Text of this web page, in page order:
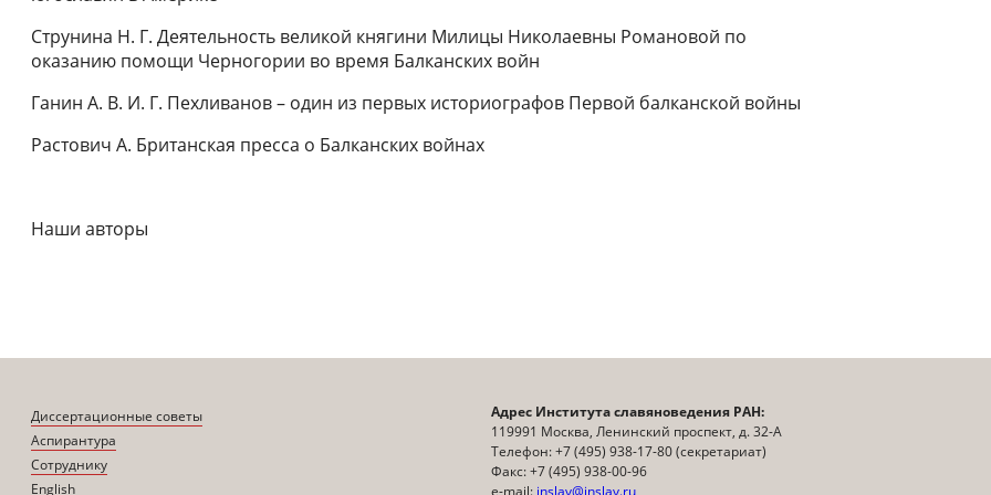
Струнина Н. Г. Деятельность великой княгини Милицы Николаевны Романовой по
оказанию помощи Черногории во время Балканских войн
Ганин A. B. И. Г. Пехливанов – один из первых историографов Первой балканской войны
Растович А. Британская пресса о Балканских войнах
Наши авторы
Диссертационные советы
Аспирантура
Сотруднику
English
Адрес Института славяноведения РАН:
119991 Москва, Ленинский проспект, д. 32-А
Телефон: +7 (495) 938-17-80 (секретариат)
Факс: +7 (495) 938-00-96
e-mail: inslav@inslav.ru